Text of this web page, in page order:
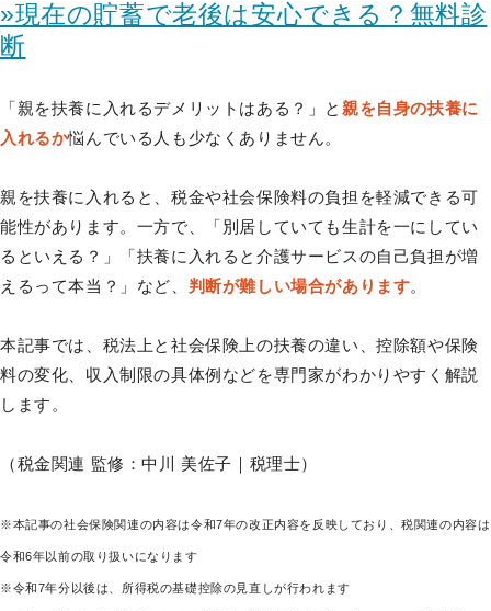
»現在の貯蓄で老後は安心できる？無料診
断
「親を扶養に入れるデメリットはある？」と 親を自身の扶養に
入れるか悩んでいる人も少なくありません。
親を扶養に入れると、税金や社会保険料の負担を軽減できる可
能性があります。一方で、「別居していても生計を一にしてい
るといえる？」「扶養に入れると介護サービスの自己負担が増
えるって本当？」など、 判断が難しい場合があります。
本記事では、税法上と社会保険上の扶養の違い、控除額や保険
料の変化、収入制限の具体例などを専門家がわかりやすく解説
します。
（税金関連 監修：中川 美佐子｜税理士）
※本記事の社会保険関連の内容は令和7年の改正内容を反映しており、税関連の内容は
令和6年以前の取り扱いになります
※令和7年分以後は、所得税の基礎控除の見直しが行われます